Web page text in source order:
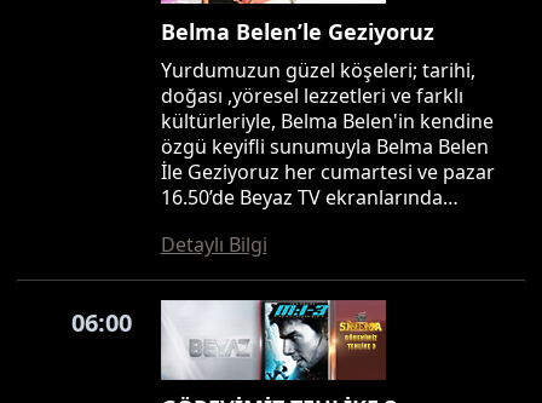
Belma Belen’le Geziyoruz
Yurdumuzun güzel köşeleri; tarihi,
doğası ,yöresel lezzetleri ve farklı
kültürleriyle, Belma Belen'in kendine
özgü keyifli sunumuyla Belma Belen
İle Geziyoruz her cumartesi ve pazar
16.50’de Beyaz TV ekranlarında…
Detaylı Bilgi
06:00